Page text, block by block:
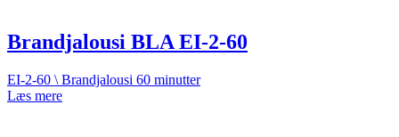
Brandjalousi BLA EI-2-60
EI-2-60 \ Brandjalousi 60 minutter
Læs mere